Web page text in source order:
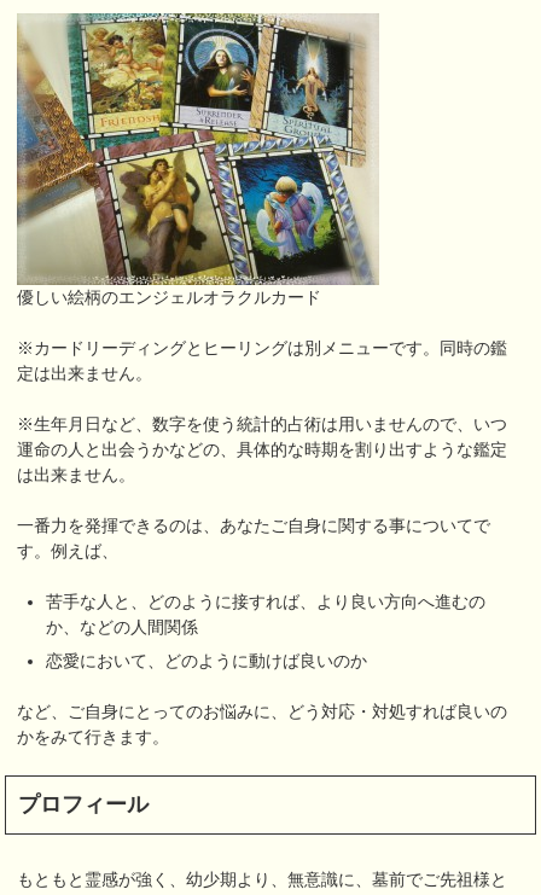
優しい絵柄のエンジェルオラクルカード
※カードリーディングとヒーリングは別メニューです。同時の鑑
定は出来ません。
※生年月日など、数字を使う統計的占術は用いませんので、いつ
運命の人と出会うかなどの、具体的な時期を割り出すような鑑定
は出来ません。
一番力を発揮できるのは、あなたご自身に関する事についてで
す。例えば、
苦手な人と、どのように接すれば、より良い方向へ進むの
か、などの人間関係
恋愛において、どのように動けば良いのか
など、ご自身にとってのお悩みに、どう対応・対処すれば良いの
かをみて行きます。
プロフィール
もともと霊感が強く、幼少期より、無意識に、墓前でご先祖様と